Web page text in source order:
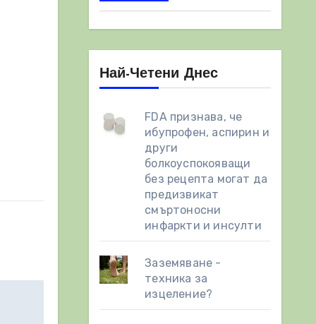
Най-Четени Днес
FDA признава, че
ибупрофен, аспирин и
други
болкоуспокояващи
без рецепта могат да
предизвикат
смъртоносни
инфаркти и инсулти
Заземяване -
техника за
изцеление?